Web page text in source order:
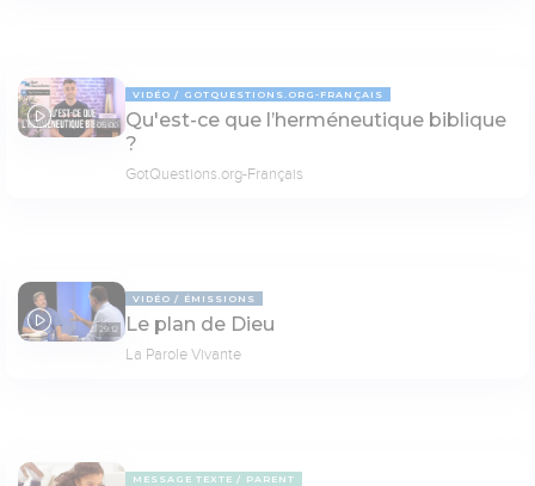
05:00
VIDÉO GOTQUESTIONS.ORG-FRANÇAIS
Qu'est-ce que l’herméneutique biblique
?
GotQuestions.org-Français
29:12
VIDÉO ÉMISSIONS
Le plan de Dieu
La Parole Vivante
MESSAGE TEXTE PARENT